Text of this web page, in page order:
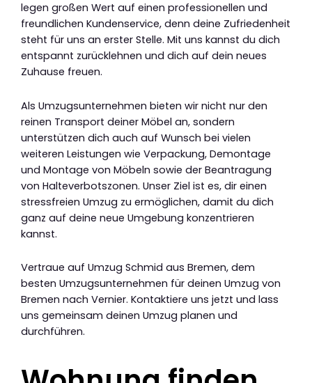
legen großen Wert auf einen professionellen und
freundlichen Kundenservice, denn deine Zufriedenheit
steht für uns an erster Stelle. Mit uns kannst du dich
entspannt zurücklehnen und dich auf dein neues
Zuhause freuen.
Als Umzugsunternehmen bieten wir nicht nur den
reinen Transport deiner Möbel an, sondern
unterstützen dich auch auf Wunsch bei vielen
weiteren Leistungen wie Verpackung, Demontage
und Montage von Möbeln sowie der Beantragung
von Halteverbotszonen. Unser Ziel ist es, dir einen
stressfreien Umzug zu ermöglichen, damit du dich
ganz auf deine neue Umgebung konzentrieren
kannst.
Vertraue auf Umzug Schmid aus Bremen, dem
besten Umzugsunternehmen für deinen Umzug von
Bremen nach Vernier. Kontaktiere uns jetzt und lass
uns gemeinsam deinen Umzug planen und
durchführen.